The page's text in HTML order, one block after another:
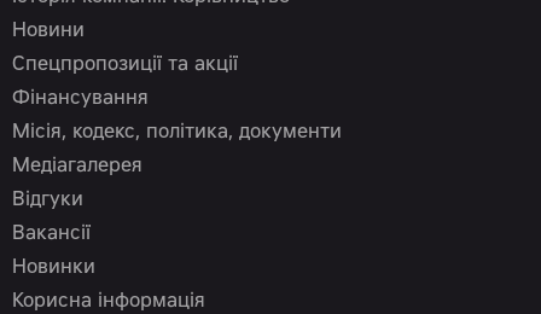
Новини
Спецпропозиції та акції
Фінансування
Місія, кодекс, політика, документи
Медіагалерея
Відгуки
Вакансії
Новинки
Корисна інформація